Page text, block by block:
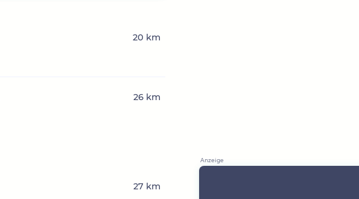
20 km
26 km
27 km